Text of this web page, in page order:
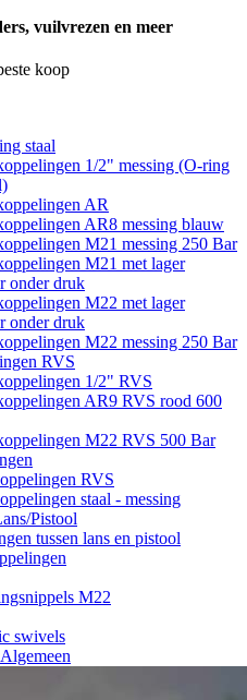
vuilvrezen en meer
koop
staal
1/2" messing (O-ring
AR
AR8 messing blauw
M21 messing 250 Bar
M21 met lager
onder druk
M22 met lager
onder druk
M22 messing 250 Bar
RVS
1/2" RVS
AR9 RVS rood 600
M22 RVS 500 Bar
RVS
staal - messing
Pistool
tussen lans en pistool
M22
swivels